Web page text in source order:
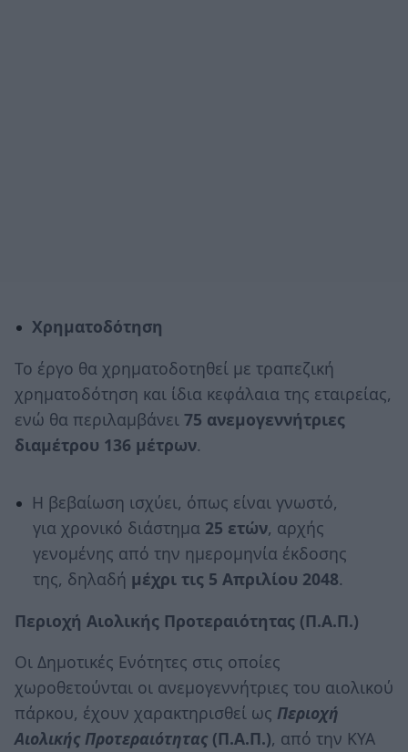
Χρηματοδότηση
Το έργο θα χρηματοδοτηθεί με τραπεζική
χρηματοδότηση και ίδια κεφάλαια της εταιρείας,
ενώ θα περιλαμβάνει 75 ανεμογεννήτριες
διαμέτρου 136 μέτρων.
Η βεβαίωση ισχύει, όπως είναι γνωστό,
για χρονικό διάστημα 25 ετών, αρχής
γενομένης από την ημερομηνία έκδοσης
της, δηλαδή μέχρι τις 5 Απριλίου 2048.
Περιοχή Αιολικής Προτεραιότητας (Π.Α.Π.)
Οι Δημοτικές Ενότητες στις οποίες
χωροθετούνται οι ανεμογεννήτριες του αιολικού
πάρκου, έχουν χαρακτηρισθεί ως Περιοχή
Αιολικής Προτεραιότητας (Π.Α.Π.), από την ΚΥΑ